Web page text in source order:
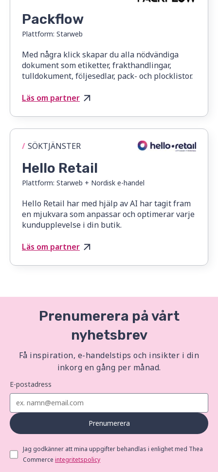
Packflow
Plattform: Starweb
Med några klick skapar du alla nödvändiga
dokument som etiketter, frakthandlingar,
tulldokument, följesedlar, pack- och plocklistor.
Läs om partner
/ SÖKTJÄNSTER
Hello Retail
Plattform: Starweb + Nordisk e-handel
Hello Retail har med hjälp av AI har tagit fram
en mjukvara som anpassar och optimerar varje
kundupplevelse i din butik.
Läs om partner
Prenumerera på vårt
nyhetsbrev
Få inspiration, e-handelstips och insikter i din
inkorg en gång per månad.
E-postadress
Prenumerera
Jag godkänner att mina uppgifter behandlas i enlighet med Thea
Commerceintegritetspolicy